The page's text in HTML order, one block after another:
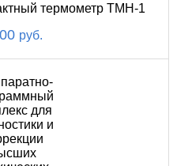
термометр ТМН-1
руб.